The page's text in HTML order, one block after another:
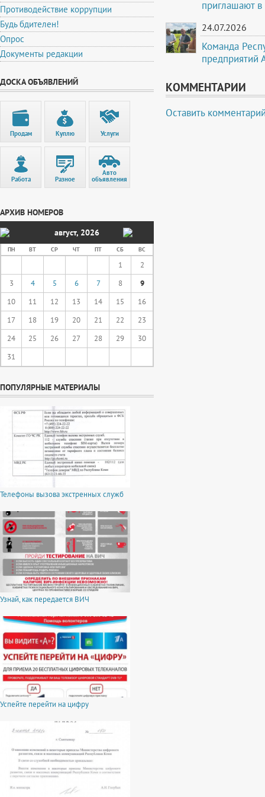
Противодействие коррупции
Будь бдителен!
Опрос
Документы редакции
ДОСКА ОБЪЯВЛЕНИЙ
Продам Куплю Услуги
Работа Разное
Авто
объявления
АРХИВ НОМЕРОВ
август, 2026
ПН ВТ СР ЧТ ПТ СБ ВС
1
2
3
4 5 6 7 8
9
10
11 12 13 14 15
16
17
18 19 20 21 22
23
24
25 26 27 28 29
30
31
ПОПУЛЯРНЫЕ МАТЕРИАЛЫ
Телефоны вызова экстренных служб
Узнай, как передается ВИЧ
Успейте перейти на цифру
приглашают
24.07.2026
Команда
предприятий
КОММЕНТАРИИ
Оставить